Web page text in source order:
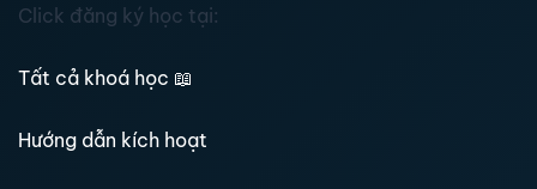
Click đăng ký học tại:
Tất cả khoá học 📖
Hướng dẫn kích hoạt